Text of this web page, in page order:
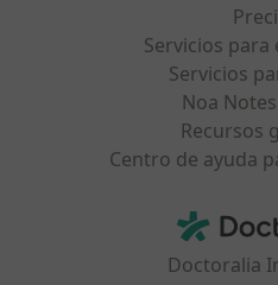
Servicios para
Servicios
Noa Notes
Recursos
Centro de ayuda
Doctoralia